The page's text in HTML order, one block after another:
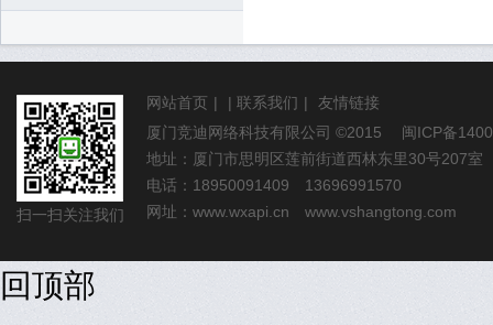
扫一扫关注我们
网站首页 | | 联系我们 |
友情链接
厦门竞迪网络科技有限公司 ©2015 闽ICP备
地址：厦门市思明区莲前街道西林东里30号207室
电话：18950091409 13696991570
网址： www.wxapi.cn www.vshangtong.com
回顶部